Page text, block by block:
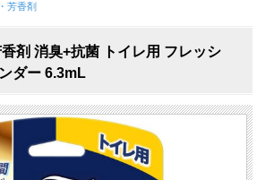
芳香剤
剤 消臭+抗菌 トイレ用 フレッシ
ダー 6.3mL